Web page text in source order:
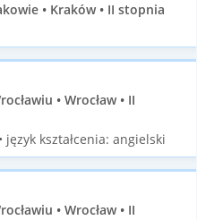
• Kraków • II stopnia
• Wrocław • II
kształcenia: angielski
• Wrocław • II